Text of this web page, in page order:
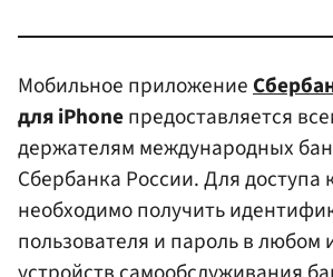
Мобильное приложение
для iPhoneпредоставляется
держателям международных
Сбербанка России. Для
необходимо получить
пользователя и пароль в любом